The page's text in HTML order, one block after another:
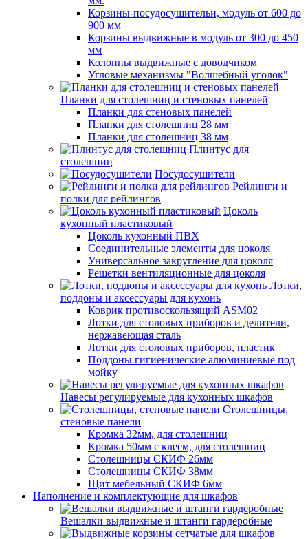
Корзины-посудосушительи, модуль от 600 до
900 мм
Корзины выдвижные в модуль от 300 до 450
мм
Колонны выдвижные с доводчиком
Угловые механизмы "Волшебный уголок"
Планки для столешниц и стеновых панелей
Планки для стеновых панелей
Планки для столешниц 28 мм
Планки для столешниц 38 мм
Плинтус для
столешниц
Посудосушители
Рейлинги и
полки для рейлингов
Цоколь
кухонный пластиковый
Цоколь кухонный ПВХ
Соединительные элементы для цоколя
Универсальное закругление для цоколя
Решетки вентиляционные для цоколя
Лотки,
поддоны и аксессуары для кухонь
Коврик противоскользящий ASM02
Лотки для столовых приборов и делители,
нержавеющая сталь
Лотки для столовых приборов, пластик
Поддоны гигиенические алюминиевые под
мойку
Навесы регулируемые для кухонных шкафов
Столешницы,
стеновые панели
Кромка 32мм, для столешниц
Кромка 50мм с клеем, для столешниц
Столешницы СКИФ 26мм
Столешницы СКИФ 38мм
Щит мебельный СКИФ 6мм
Наполнение и комплектующие для шкафов
Вешалки выдвижные и штанги гардеробные